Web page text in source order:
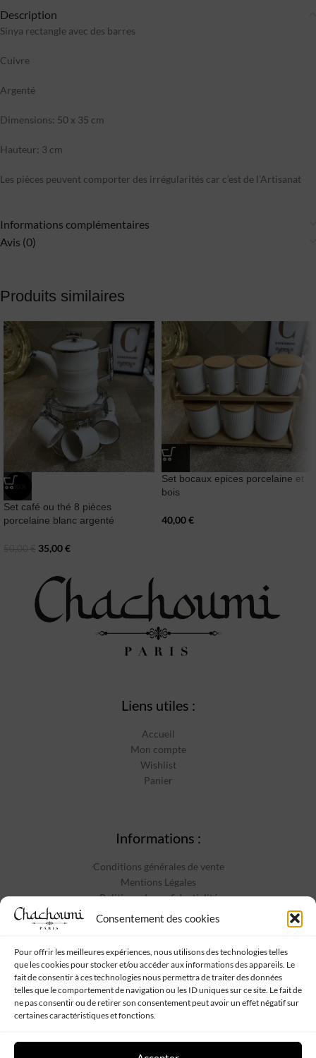
Consentement des cookies
Pour offrir les meilleures expériences, nous utilisons des technologies telles
que les cookies pour stocker et/ou accéder aux informations des appareils. Le
fait de consentir à ces technologies nous permettra de traiter des données
telles que le comportement de navigation ou les ID uniques sur ce site. Le fait de
ne pas consentir ou de retirer son consentement peut avoir un effet négatif sur
certaines caractéristiques et fonctions.
Description
Sinya rectangle avec des barres
Cuivre
Argenté
Dimensions: 50 x 35 cm
Hauteur: 3 cm
Les pièces peuvent comporter des irrégularités car c’est de l’Artisanat
Informations complémentaires
Avis (0)
Produits similaires
-30%
Set café ou thé 8 pièces
porcelaine blanc argenté
35,00€
Set bocaux epices porcelaine et
bois
40,00€
Liens utiles :
Accueil
Mon compte
Wishlist
Panier
Informations :
Conditions générales de vente
Mentions Légales
Politique de confidentialité
Contact
Suivez-nous :